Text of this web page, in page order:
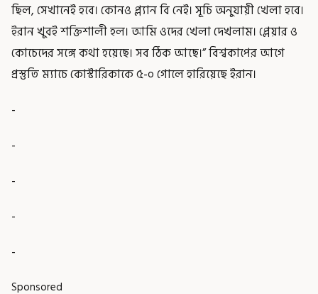
ছিল, সেখানেই হবে। কোনও প্ল্যান বি নেই। সূচি অনুযায়ী খেলা হবে।
ইরান খুবই শক্তিশালী হল। আমি ওদের খেলা দেখলাম। প্লেয়ার ও
কোচেদের সঙ্গে কথা হয়েছে। সব ঠিক আছে।” বিশ্বকাপের আগে
প্রস্তুতি ম্যাচে কোস্টারিকাকে ৫-০ গোলে হারিয়েছে ইরান।
-
-
-
-
-
Sponsored